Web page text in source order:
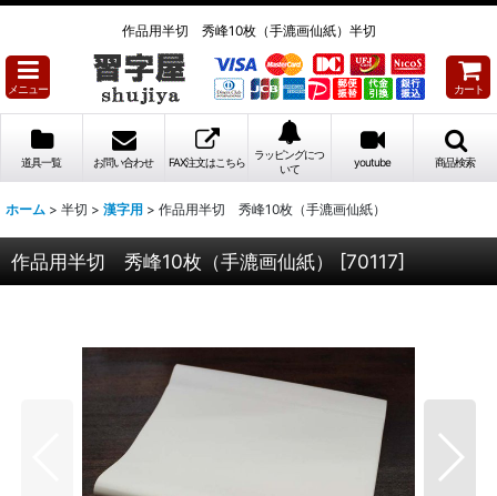
作品用半切 秀峰10枚（手漉画仙紙）半切
メニュー カート
道具一覧 お問い合わせ FAX注文はこちら
ラッピングにつ
いて
youtube 商品検索
ホーム > 半切 > 漢字用 > 作品用半切 秀峰10枚（手漉画仙紙）
作品用半切 秀峰10枚（手漉画仙紙） [70117]